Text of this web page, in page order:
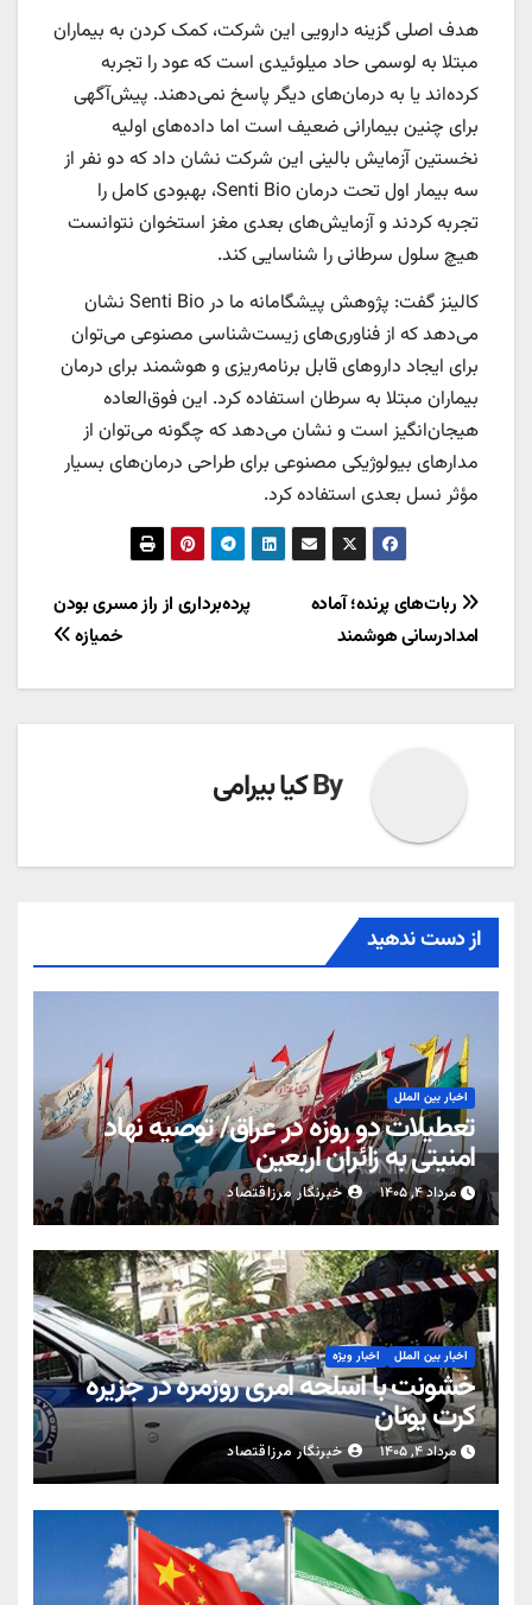
هدف اصلی گزینه دارویی این شرکت، کمک کردن به بیماران
مبتلا به لوسمی حاد میلوئیدی است که عود را تجربه
کرده‌اند یا به درمان‌های دیگر پاسخ نمی‌دهند. پیش‌آگهی
برای چنین بیمارانی ضعیف است اما داده‌های اولیه
نخستین آزمایش بالینی این شرکت نشان داد که دو نفر از
سه بیمار اول تحت درمان Senti Bio، بهبودی کامل را
تجربه کردند و آزمایش‌های بعدی مغز استخوان نتوانست
هیچ سلول سرطانی را شناسایی کند.
کالینز گفت: پژوهش پیشگامانه ما در Senti Bio نشان
می‌دهد که از فناوری‌های زیست‌شناسی مصنوعی می‌توان
برای ایجاد داروهای قابل برنامه‌ریزی و هوشمند برای درمان
بیماران مبتلا به سرطان استفاده کرد. این فوق‌العاده
هیجان‌انگیز است و نشان می‌دهد که چگونه می‌توان از
مدارهای بیولوژیکی مصنوعی برای طراحی درمان‌های بسیار
مؤثر نسل بعدی استفاده کرد.
راهبری
نوشته
پرده‌برداری از راز مسری بودن
خمیازه
ربات‌های پرنده؛ آماده
امدادرسانی هوشمند
Byکیا بیرامی
از دست ندهید
اخبار بین الملل
تعطیلات دو روزه در عراق/ توصیه نهاد
امنیتی به زائران اربعین
مرداد ۴, ۱۴۰۵ خبرنگار مرزاقتصاد
اخبار بین الملل اخبار ویژه
خشونت با اسلحه امری روزمره در جزیره
کرت یونان
مرداد ۴, ۱۴۰۵ خبرنگار مرزاقتصاد